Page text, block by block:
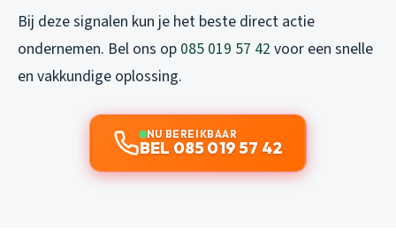
Bij deze signalen kun je het beste direct actie
ondernemen. Bel ons op 085 019 57 42 voor een snelle
en vakkundige oplossing.
NU BEREIKBAAR
BEL 085 019 57 42